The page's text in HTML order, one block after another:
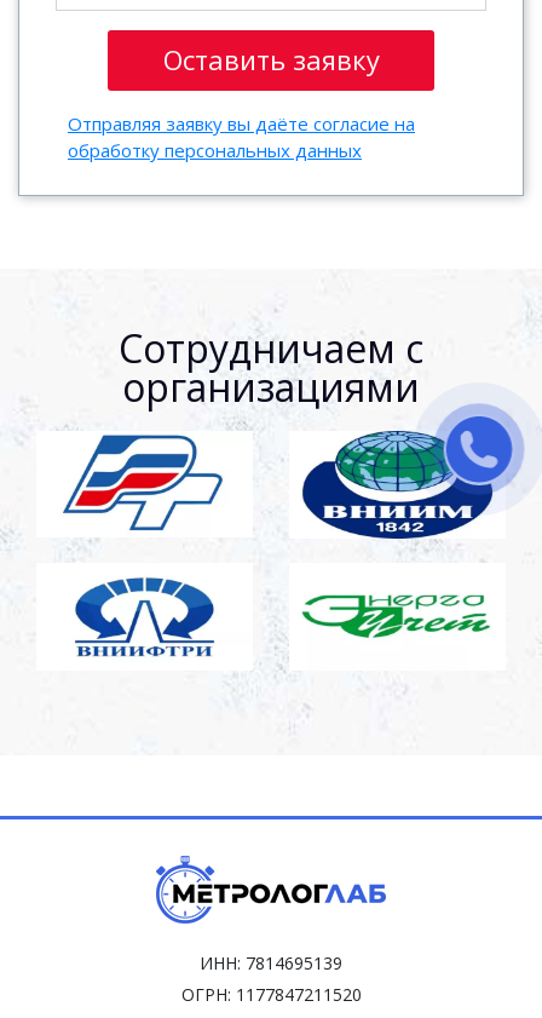
Отправляя заявку вы даёте согласие на
обработку персональных данных
Сотрудничаем с
организациями
ИНН: 7814695139
ОГРН: 1177847211520